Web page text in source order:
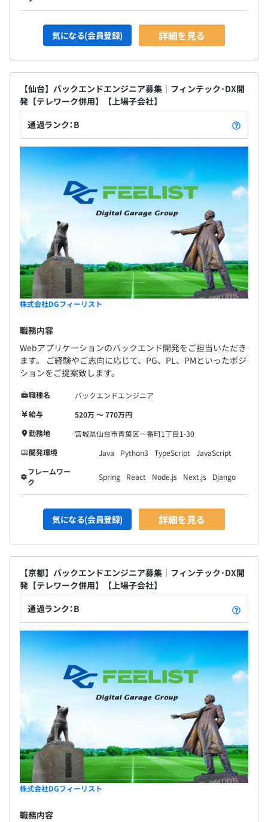
気になる(会員登録) 詳細を見る
【仙台】バックエンドエンジニア募集｜フィンテック･DX開
発【テレワーク併用】【上場子会社】
通過ランク：B
株式会社DGフィーリスト
職務内容
Webアプリケーションのバックエンド開発をご担当いただき
ます。 ご経験やご志向に応じて、PG、PL、PMといったポジ
ションをご提案致します。
職種名
バックエンドエンジニア
給与
520万 〜 770万円
勤務地
宮城県仙台市青葉区一番町1丁目1-30
開発環境
Java Python3 TypeScript
JavaScript
フレームワー
ク
Spring React Node.js Next.js Django
気になる(会員登録) 詳細を見る
【京都】バックエンドエンジニア募集｜フィンテック･DX開
発【テレワーク併用】【上場子会社】
通過ランク：B
株式会社DGフィーリスト
職務内容